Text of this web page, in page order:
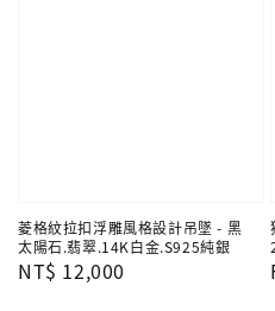
菱格紋拉扣浮雕風格設計吊墜 - 黑
太陽石.翡翠.14K白金.S925純銀
Regular
NT$ 12,000